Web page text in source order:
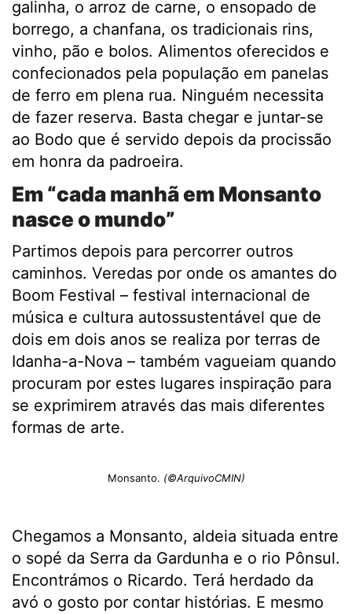
galinha, o arroz de carne, o ensopado de
borrego, a chanfana, os tradicionais rins,
vinho, pão e bolos. Alimentos oferecidos e
confecionados pela população em panelas
de ferro em plena rua. Ninguém necessita
de fazer reserva. Basta chegar e juntar-se
ao Bodo que é servido depois da procissão
em honra da padroeira.
Em “cada manhã em Monsanto
nasce o mundo”
Partimos depois para percorrer outros
caminhos. Veredas por onde os amantes do
Boom Festival – festival internacional de
música e cultura autossustentável que de
dois em dois anos se realiza por terras de
Idanha-a-Nova – também vagueiam quando
procuram por estes lugares inspiração para
se exprimirem através das mais diferentes
formas de arte.
Monsanto. (©ArquivoCMIN)
Chegamos a Monsanto, aldeia situada entre
o sopé da Serra da Gardunha e o rio Pônsul.
Encontrámos o Ricardo. Terá herdado da
avó o gosto por contar histórias. E mesmo